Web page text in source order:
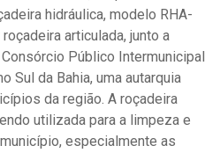
hidráulica, modelo RHA-
articulada, junto a
Público Intermunicipal
Sul da Bahia, uma autarquia
da região. A roçadeira
utilizada para a limpeza e
especialmente as